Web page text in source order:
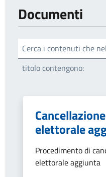
Documenti
Cerca i contenuti che nel
titolo contengono:
elettorale
Procedimento di
elettorale aggiunta